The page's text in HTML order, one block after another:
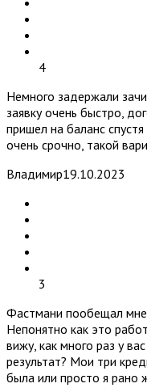
4
Немного задержали
заявку очень быстро,
пришел на баланс
очень срочно, такой
Владимир19.10.2023
3
Фастмани пообещал мне
Непонятно как это
вижу, как много раз у
результат? Мои три
была или просто я рано